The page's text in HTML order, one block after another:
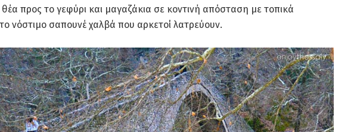
προς το γεφύρι και μαγαζάκια σε κοντινή απόσταση με τοπικά
νόστιμο σαπουνέ χαλβά που αρκετοί λατρεύουν.